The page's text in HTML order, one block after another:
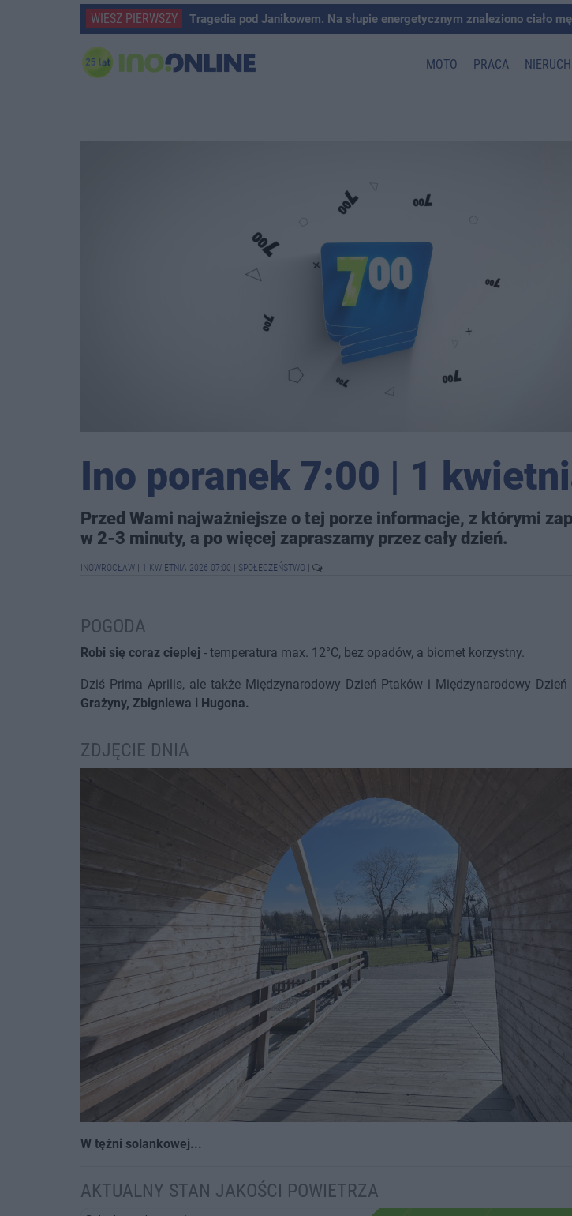
WIESZ PIERWSZY Tragedia pod Janikowem. Na słupie energetycznym znaleziono ciało
MOTO PRACA
Ino poranek 7:00 | 1
Przed Wami najważniejsze o tej porze informacje, z którymi
w 2-3 minuty, a po więcej zapraszamy przez cały dzień.
INOWROCŁAW 1 KWIETNIA 2026 07:00 SPOŁECZEŃSTWO
POGODA
Robi się coraz cieplej - temperatura max. 12°C, bez opadów, a biomet korzystny.
Dziś Prima Aprilis, ale także Międzynarodowy Dzień Ptaków i Międzynarodowy Dzień
Grażyny, Zbigniewa i Hugona.
ZDJĘCIE DNIA
W tężni solankowej...
AKTUALNY STAN JAKOŚCI POWIETRZA